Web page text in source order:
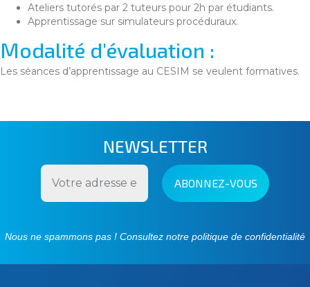
Ateliers tutorés par 2 tuteurs pour 2h par étudiants.
Apprentissage sur simulateurs procéduraux.
Modalité d'évaluation :
Les séances d’apprentissage au CESIM se veulent formatives.
NEWSLETTER
Nous ne spammons pas ! Consultez notre politique de confidentialité